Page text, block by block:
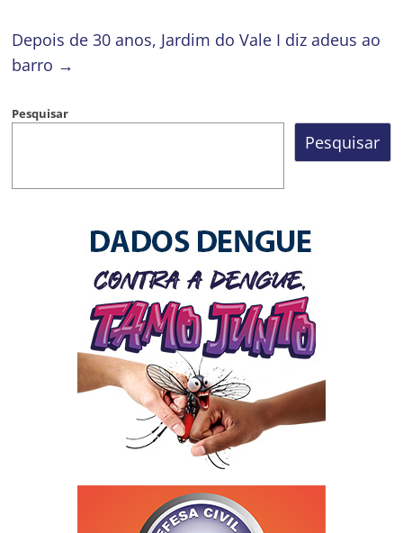
Depois de 30 anos, Jardim do Vale I diz adeus ao
barro →
Pesquisar
Pesquisar